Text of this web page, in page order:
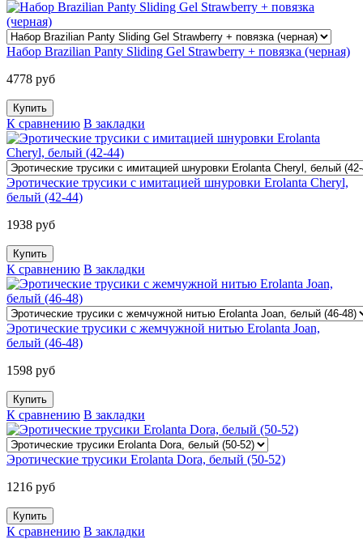
Набор Brazilian Panty Sliding Gel Strawberry + повязка (черная)
4778 руб
К сравнению В закладки
Эротические трусики с имитацией шнуровки Erolanta Cheryl,
белый (42-44)
1938 руб
К сравнению В закладки
Эротические трусики с жемчужной нитью Erolanta Joan,
белый (46-48)
1598 руб
К сравнению В закладки
Эротические трусики Erolanta Dora, белый (50-52)
1216 руб
К сравнению В закладки